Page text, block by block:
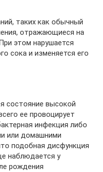
таких как обычный
отражающиеся на
этом нарушается
сока и изменяется его
состояние высокой
ее провоцирует
инфекция либо
или домашними
подобная дисфункция
наблюдается у
рождения